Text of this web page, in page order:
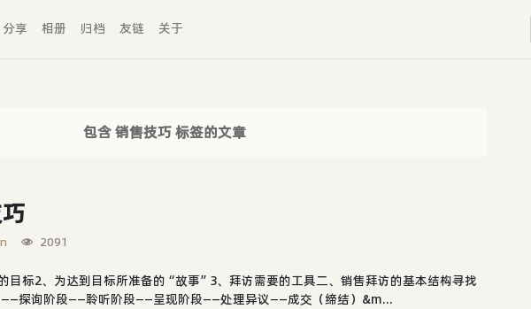
分享 相册 归档 友链 关于
包含 销售技巧 标签的文章
2091
目标2、为达到目标所准备的“故事”3、拜访需要的工具二、销售拜访的基本结构寻找
探询阶段——聆听阶段——呈现阶段——处理异议——成交（缔结）&m...